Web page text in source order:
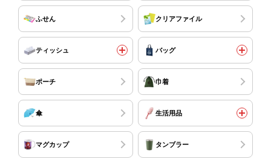
ふせん クリアファイル
ティッシュ バッグ
ポーチ 巾着
傘 生活用品
マグカップ タンブラー